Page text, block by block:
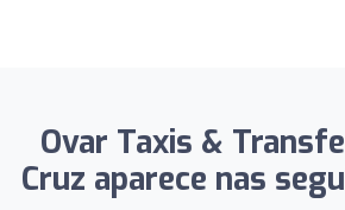
Ovar Taxis &
Cruz aparece nas